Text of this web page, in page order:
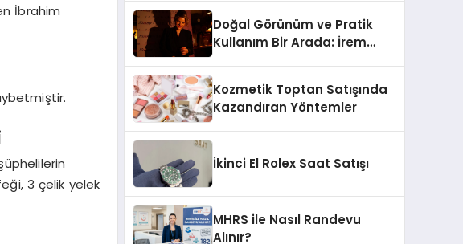
İbrahim
3 çelik yelek
Doğal Görünüm ve Pratik
Kullanım Bir Arada: İrem
Kozmetik Toptan Satışında
Kazandıran Yöntemler
İkinci El Rolex Saat Satışı
MHRS ile Nasıl Randevu
Alınır?